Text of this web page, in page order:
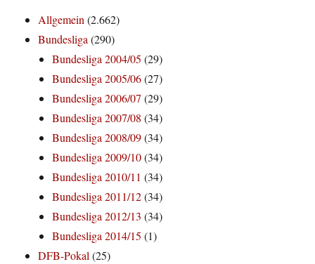
Allgemein(2.662)
Bundesliga(290)
Bundesliga 2004/05 (29)
Bundesliga 2005/06(27)
Bundesliga 2006/07 (29)
Bundesliga 2007/08 (34)
Bundesliga 2008/09(34)
Bundesliga 2009/10(34)
Bundesliga 2010/11 (34)
Bundesliga 2011/12(34)
Bundesliga 2012/13 (34)
Bundesliga 2014/15 (1)
DFB-Pokal(25)